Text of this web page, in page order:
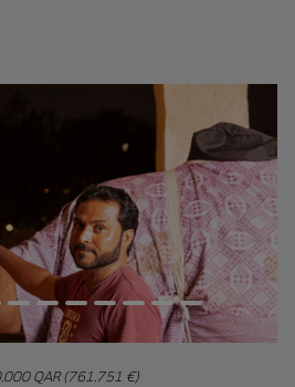
QAR (761.751 €)